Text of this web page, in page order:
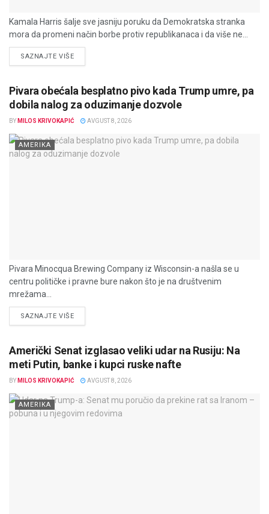
Kamala Harris šalje sve jasniju poruku da Demokratska stranka
mora da promeni način borbe protiv republikanaca i da više ne...
SAZNAJTE VIŠEDETAILS
Pivara obećala besplatno pivo kada Trump umre, pa
dobila nalog za oduzimanje dozvole
BY MILOS KRIVOKAPIĆ AVGUST 8, 2026
AMERIKA
Pivara Minocqua Brewing Company iz Wisconsin-a našla se u
centru političke i pravne bure nakon što je na društvenim
mrežama...
SAZNAJTE VIŠEDETAILS
Američki Senat izglasao veliki udar na Rusiju: Na
meti Putin, banke i kupci ruske nafte
BY MILOS KRIVOKAPIĆ AVGUST 8, 2026
AMERIKA